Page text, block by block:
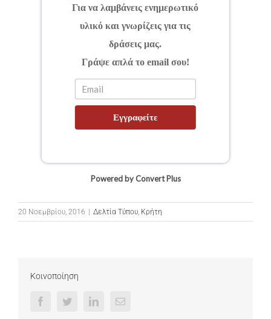
Για να λαμβάνεις ενημερωτικό
υλικό και γνωρίζεις για τις
δράσεις μας.
Γράψε απλά το email σου!
Εγγραφείτε
Powered by Convert Plus
20 Νοεμβρίου, 2016 | Δελτία Τύπου, Κρήτη
Κοινοποίηση
FacebookTwitterLinkedInEmail